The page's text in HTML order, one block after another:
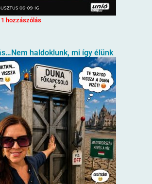
1 hozzászólás
haldoklunk, mi így élünk